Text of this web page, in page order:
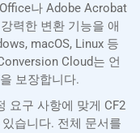
나 Adobe Acrobat
력한 변환 기능을 애
macOS, Linux 등
Cloud는 언
보장합니다.
요구 사항에 맞게 CF2
습니다. 전체 문서를